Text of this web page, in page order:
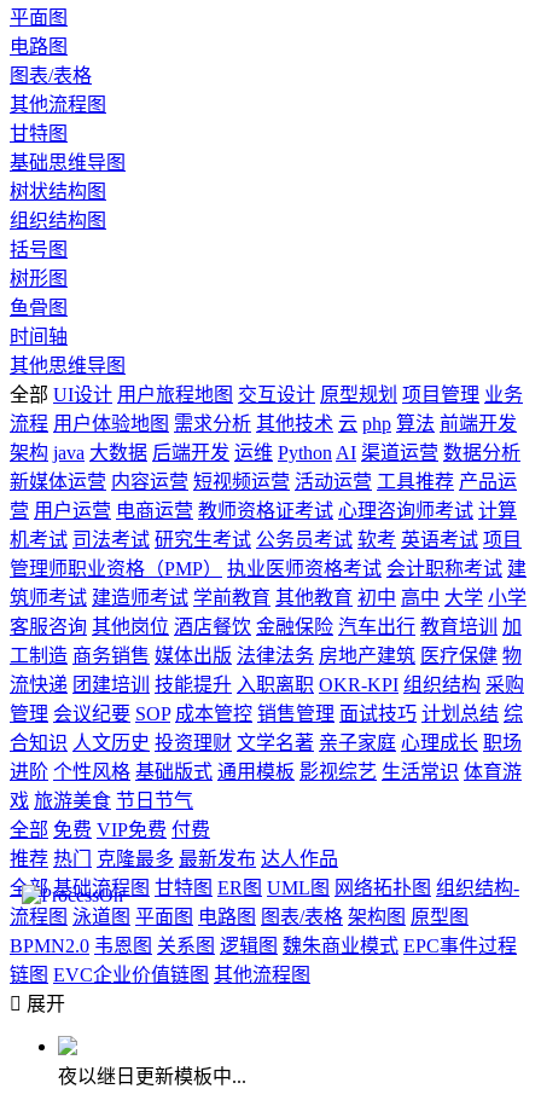
平面图
电路图
图表/表格
其他流程图
甘特图
基础思维导图
树状结构图
组织结构图
括号图
树形图
鱼骨图
时间轴
其他思维导图
全部 UI设计 用户旅程地图 交互设计 原型规划 项目管理 业务
流程 用户体验地图 需求分析 其他技术 云 php 算法 前端开发
架构 java 大数据 后端开发 运维 Python AI 渠道运营 数据分析
新媒体运营 内容运营 短视频运营 活动运营 工具推荐 产品运
营 用户运营 电商运营 教师资格证考试 心理咨询师考试 计算
机考试 司法考试 研究生考试 公务员考试 软考 英语考试 项目
管理师职业资格（PMP）
执业医师资格考试 会计职称考试 建
筑师考试 建造师考试 学前教育 其他教育 初中 高中 大学 小学
客服咨询 其他岗位 酒店餐饮 金融保险 汽车出行 教育培训
加
工制造 商务销售 媒体出版 法律法务 房地产建筑 医疗保健 物
流快递 团建培训 技能提升 入职离职 OKR-KPI 组织结构 采购
管理 会议纪要 SOP 成本管控 销售管理 面试技巧 计划总结 综
合知识 人文历史 投资理财 文学名著 亲子家庭 心理成长 职场
进阶 个性风格 基础版式 通用模板 影视综艺 生活常识 体育游
戏 旅游美食 节日节气
全部 免费 VIP免费 付费
推荐 热门 克隆最多 最新发布 达人作品
全部 基础流程图 甘特图 ER图 UML图 网络拓扑图 组织结构-
流程图 泳道图 平面图 电路图 图表/表格 架构图 原型图
BPMN2.0 韦恩图 关系图 逻辑图 魏朱商业模式 EPC事件过程
链图 EVC企业价值链图 其他流程图
 展开
夜以继日更新模板中...